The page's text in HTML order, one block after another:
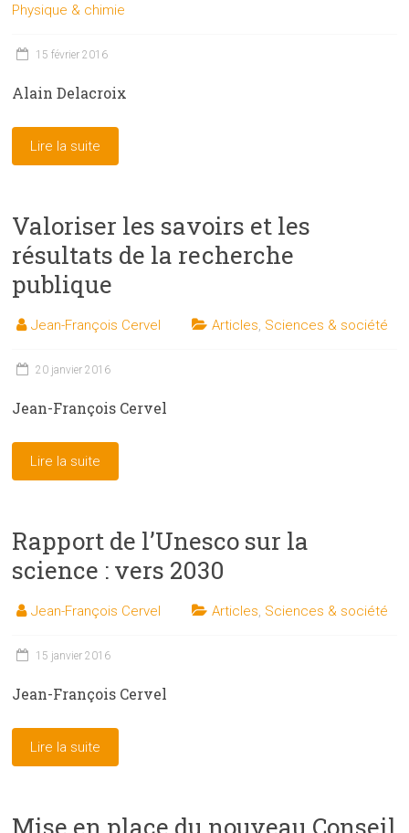
Physique & chimie
15 février 2016
Alain Delacroix
Lire la suite
Valoriser les savoirs et les
résultats de la recherche
publique
Jean-François Cervel Articles, Sciences & société
20 janvier 2016
Jean-François Cervel
Lire la suite
Rapport de l’Unesco sur la
science : vers 2030
Jean-François Cervel Articles, Sciences & société
15 janvier 2016
Jean-François Cervel
Lire la suite
Mise en place du nouveau Conseil